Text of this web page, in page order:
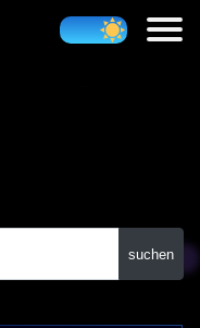
suchen